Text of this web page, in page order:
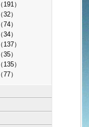
（191）
（32）
（74）
（34）
（137）
（35）
（135）
（77）